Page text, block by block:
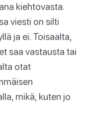
kiehtovasta.
viesti on silti
ja ei. Toisaalta,
saa vastausta tai
otat
mikä, kuten jo